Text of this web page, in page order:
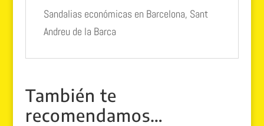
Sandalias económicas en Barcelona, Sant
Andreu de la Barca
También te
recomendamos…